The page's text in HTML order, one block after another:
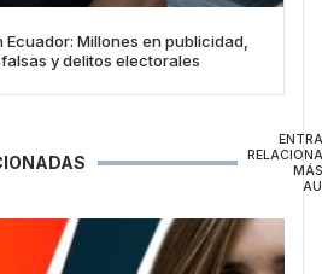
Millones en publicidad,
y delitos electorales